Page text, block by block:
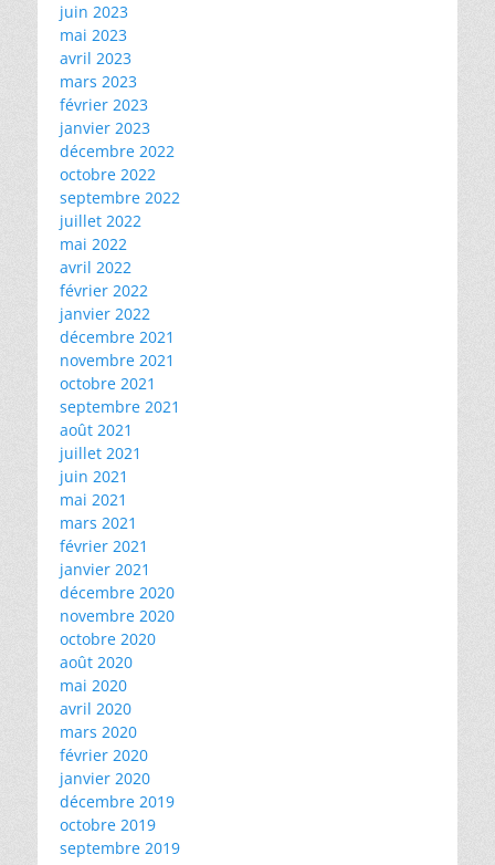
juin 2023
mai 2023
avril 2023
mars 2023
février 2023
janvier 2023
décembre 2022
octobre 2022
septembre 2022
juillet 2022
mai 2022
avril 2022
février 2022
janvier 2022
décembre 2021
novembre 2021
octobre 2021
septembre 2021
août 2021
juillet 2021
juin 2021
mai 2021
mars 2021
février 2021
janvier 2021
décembre 2020
novembre 2020
octobre 2020
août 2020
mai 2020
avril 2020
mars 2020
février 2020
janvier 2020
décembre 2019
octobre 2019
septembre 2019